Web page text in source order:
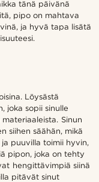
tänä päivänä
pipo on mahtava
ja hyvä tapa lisätä
Löysästä
joka sopii sinulle
Sinun
siihen säähän, mikä
ja puuvilla toimii hyvin,
pipon, joka on tehty
hengittävimpiä siinä
pitävät sinut